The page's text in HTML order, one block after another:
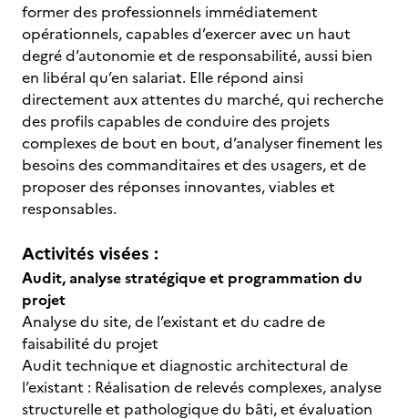
former des professionnels immédiatement
opérationnels, capables d’exercer avec un haut
degré d’autonomie et de responsabilité, aussi bien
en libéral qu’en salariat. Elle répond ainsi
directement aux attentes du marché, qui recherche
des profils capables de conduire des projets
complexes de bout en bout, d’analyser finement les
besoins des commanditaires et des usagers, et de
proposer des réponses innovantes, viables et
responsables.
Activités visées :
Audit, analyse stratégique et programmation du
projet
Analyse du site, de l’existant et du cadre de
faisabilité du projet
Audit technique et diagnostic architectural de
l’existant : Réalisation de relevés complexes, analyse
structurelle et pathologique du bâti, et évaluation